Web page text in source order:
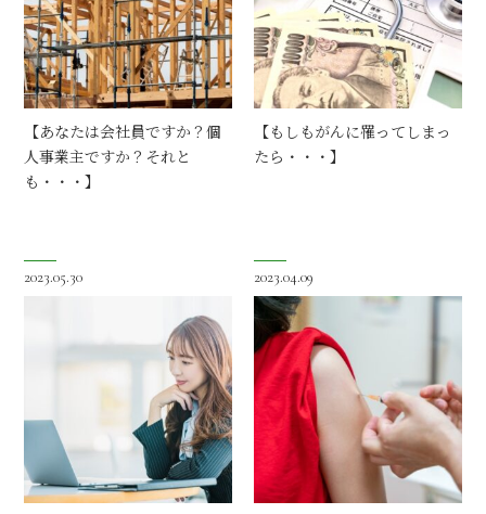
【あなたは会社員ですか？個
人事業主ですか？それと
も・・・】
【もしもがんに罹ってしまっ
たら・・・】
2023.05.30 2023.04.09